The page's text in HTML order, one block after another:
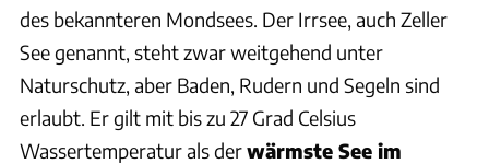
des bekannteren Mondsees. Der Irrsee, auch Zeller
See genannt, steht zwar weitgehend unter
Naturschutz, aber Baden, Rudern und Segeln sind
erlaubt. Er gilt mit bis zu 27 Grad Celsius
Wassertemperatur als derwärmste See im